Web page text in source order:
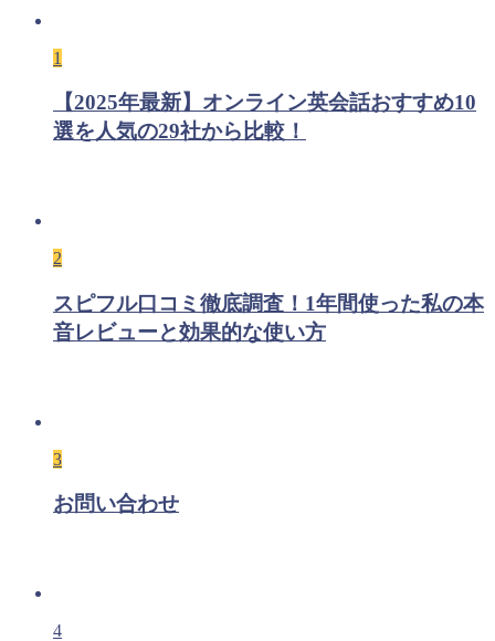
1
【2025年最新】オンライン英会話おすすめ10
選を人気の29社から比較！
2
スピフル口コミ徹底調査！1年間使った私の本
音レビューと効果的な使い方
3
お問い合わせ
4